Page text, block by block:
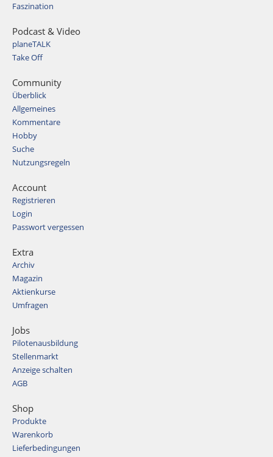
Faszination
Podcast & Video
planeTALK
Take Off
Community
Überblick
Allgemeines
Kommentare
Hobby
Suche
Nutzungsregeln
Account
Registrieren
Login
Passwort vergessen
Extra
Archiv
Magazin
Aktienkurse
Umfragen
Jobs
Pilotenausbildung
Stellenmarkt
Anzeige schalten
AGB
Shop
Produkte
Warenkorb
Lieferbedingungen